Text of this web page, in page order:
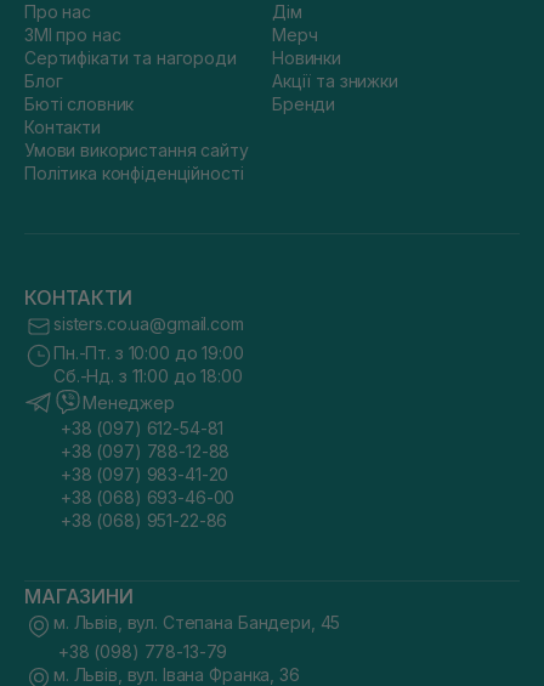
Про нас
ЗМІ про нас
Сертифікати та нагороди
Блог
Бюті словник
Контакти
Умови використання сайту
Політика конфіденційності
Дім
Мерч
Новинки
Акції та знижки
Бренди
КОНТАКТИ
sisters.co.ua@gmail.com
Пн.-Пт. з 10:00 до 19:00
Сб.-Нд. з 11:00 до 18:00
Менеджер
+38 (097) 612-54-81
+38 (097) 788-12-88
+38 (097) 983-41-20
+38 (068) 693-46-00
+38 (068) 951-22-86
МАГАЗИНИ
м. Львів, вул. Степана Бандери, 45
+38 (098) 778-13-79
м. Львів, вул. Івана Франка, 36